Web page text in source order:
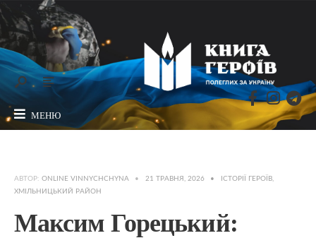
МЕНЮ
АВТОР: ONLINE VINNYCHCHYNA • 21 ТРАВНЯ, 2026 • ІСТОРІЇ ГЕРОЇВ,
ХМІЛЬНИЦЬКИЙ РАЙОН
Максим Горецький: